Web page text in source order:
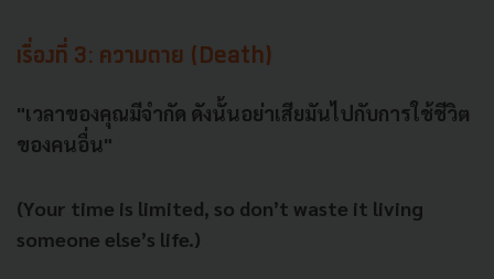
เรื่องที่ 3: ความตาย (Death)
"เวลาของคุณมีจำกัด ดังนั้นอย่าเสียมันไปกับการใช้ชีวิต
ของคนอื่น"
(Your time is limited, so don’t waste it living
someone else’s life.)